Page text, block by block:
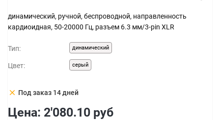
динамический, ручной, беспроводной, направленность
кардиоидная, 50-20000 Гц, разъем 6.3 мм/3-pin XLR
Тип: динамический
Цвет: серый
clear Под заказ 14 дней
Цена: 2'080.10 руб